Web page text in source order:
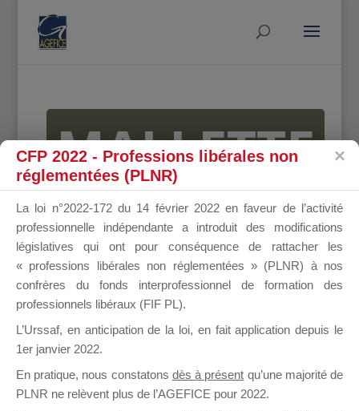
MALLETTE
DU
DIRIGEANT
il y a un mois
CFP 2022 - Professions libérales non
réglementées (PLNR)
La loi n°2022-172 du 14 février 2022 en faveur de l’activité
professionnelle indépendante a introduit des modifications
législatives qui ont pour conséquence de rattacher les
« professions libérales non réglementées » (PLNR) à nos
confrères du fonds interprofessionnel de formation des
professionnels libéraux (FIF PL).
L’Urssaf, en anticipation de la loi, en fait application depuis le
1er janvier 2022.
En pratique, nous constatons dès à présent qu’une majorité de
PLNR ne relèvent plus de l’AGEFICE pour 2022.